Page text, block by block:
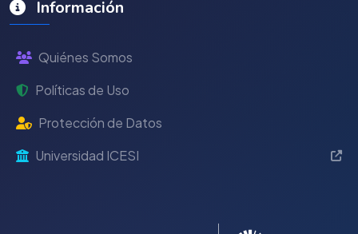
Información
Quiénes Somos
Políticas de Uso
Protección de Datos
Universidad ICESI